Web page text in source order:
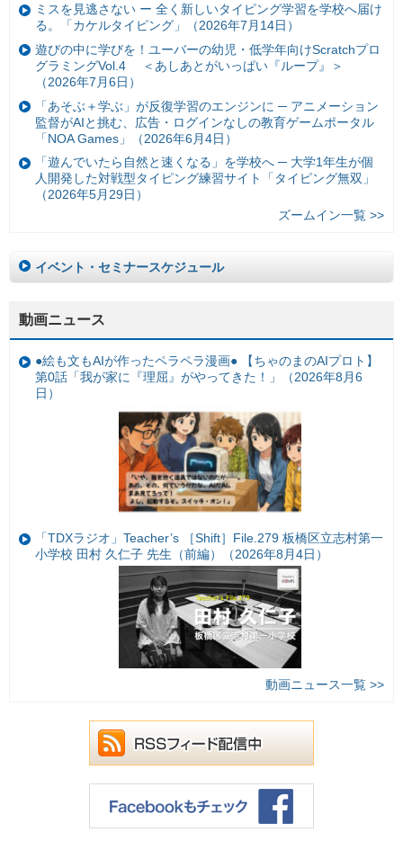
ミスを見逃さない ー 全く新しいタイピング学習を学校へ届け
る。「カケルタイピング」（2026年7月14日）
遊びの中に学びを！ユーバーの幼児・低学年向けScratchプロ
グラミングVol.4 ＜あしあとがいっぱい『ループ』＞
（2026年7月6日）
「あそぶ＋学ぶ」が反復学習のエンジンに ─ アニメーション
監督がAIと挑む、広告・ログインなしの教育ゲームポータル
「NOA Games」（2026年6月4日）
「遊んでいたら自然と速くなる」を学校へ ─ 大学1年生が個
人開発した対戦型タイピング練習サイト「タイピング無双」
（2026年5月29日）
ズームイン一覧 >>
イベント・セミナースケジュール
動画ニュース
●絵も文もAIが作ったペラペラ漫画● 【ちゃのまのAIプロト】
第0話「我が家に『理屈』がやってきた！」（2026年8月6
日）
「TDXラジオ」Teacher’s ［Shift］File.279 板橋区立志村第一
小学校 田村 久仁子 先生（前編）（2026年8月4日）
動画ニュース一覧 >>